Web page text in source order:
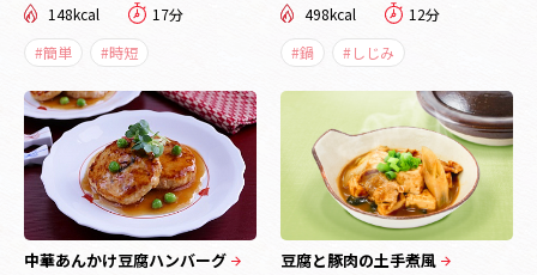
148kcal
17分
#簡単
#時短
498kcal
12分
#鍋
#しじみ
中華あんかけ豆腐ハンバーグ 豆腐と豚肉の土手煮風